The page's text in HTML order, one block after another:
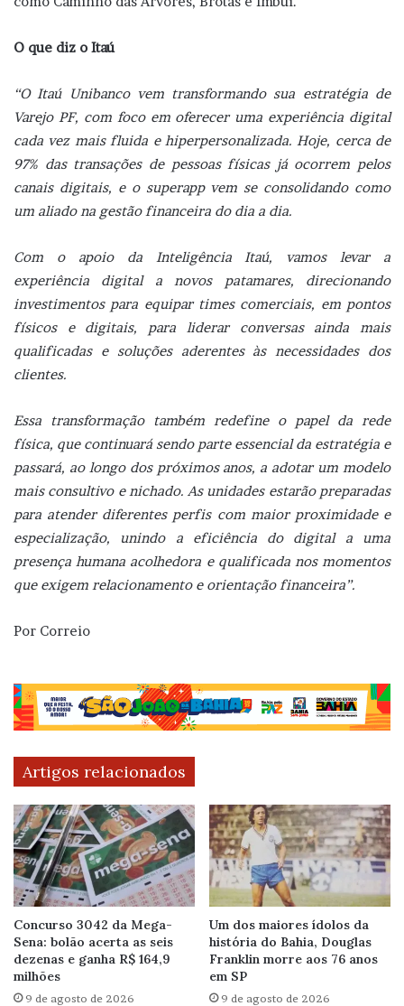
O que diz o Itaú
“O Itaú Unibanco vem transformando sua estratégia de
Varejo PF, com foco em oferecer uma experiência digital
cada vez mais fluida e hiperpersonalizada. Hoje, cerca de
97% das transações de pessoas físicas já ocorrem pelos
canais digitais, e o superapp vem se consolidando como
um aliado na gestão financeira do dia a dia.
Com o apoio da Inteligência Itaú, vamos levar a
experiência digital a novos patamares, direcionando
investimentos para equipar times comerciais, em pontos
físicos e digitais, para liderar conversas ainda mais
qualificadas e soluções aderentes às necessidades dos
clientes.
Essa transformação também redefine o papel da rede
física, que continuará sendo parte essencial da estratégia e
passará, ao longo dos próximos anos, a adotar um modelo
mais consultivo e nichado. As unidades estarão preparadas
para atender diferentes perfis com maior proximidade e
especialização, unindo a eficiência do digital a uma
presença humana acolhedora e qualificada nos momentos
que exigem relacionamento e orientação financeira”.
Por Correio
Artigos relacionados
Concurso 3042 da Mega-
Sena: bolão acerta as seis
dezenas e ganha R$ 164,9
milhões
9 de agosto de 2026
Um dos maiores ídolos da
história do Bahia, Douglas
Franklin morre aos 76 anos
em SP
9 de agosto de 2026